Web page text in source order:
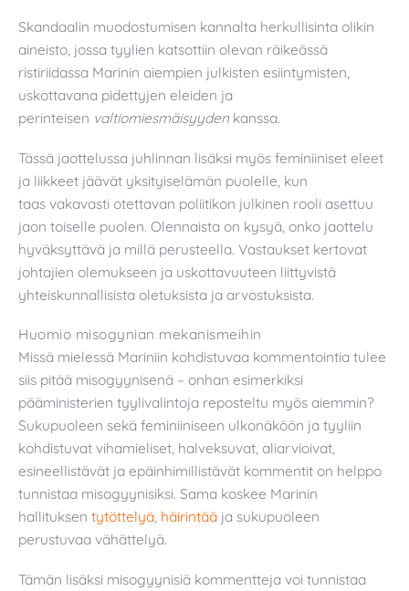
Skandaalin muodostumisen kannalta herkullisinta olikin
aineisto, jossa tyylien katsottiin olevan räikeässä
ristiriidassa Marinin aiempien julkisten esiintymisten,
uskottavana pidettyjen eleiden ja
perinteisen valtiomiesmäisyyden kanssa.
Tässä jaottelussa juhlinnan lisäksi myös feminiiniset eleet
ja liikkeet jäävät yksityiselämän puolelle, kun
taas vakavasti otettavan poliitikon julkinen rooli asettuu
jaon toiselle puolen. Olennaista on kysyä, onko jaottelu
hyväksyttävä ja millä perusteella. Vastaukset kertovat
johtajien olemukseen ja uskottavuuteen liittyvistä
yhteiskunnallisista oletuksista ja arvostuksista.
Huomio misogynian mekanismeihin
Missä mielessä Mariniin kohdistuvaa kommentointia tulee
siis pitää misogyynisenä – onhan esimerkiksi
pääministerien tyylivalintoja reposteltu myös aiemmin?
Sukupuoleen sekä feminiiniseen ulkonäköön ja tyyliin
kohdistuvat vihamieliset, halveksuvat, aliarvioivat,
esineellistävät ja epäinhimillistävät kommentit on helppo
tunnistaa misogyynisiksi. Sama koskee Marinin
hallituksen tytöttelyä, häirintää ja sukupuoleen
perustuvaa vähättelyä.
Tämän lisäksi misogyynisiä kommentteja voi tunnistaa